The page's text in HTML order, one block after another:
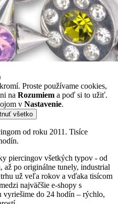
Proste používame cookies,
na Rozumiem a poď si to užiť.
v Nastavenie.
všetko
od roku 2011. Tisíce
piercingov všetkých typov - od
až po originálne tunely, industrial
už veľa rokov a vďaka tisícom
najväčšie e-shopy s
vyriešime do 24 hodín – rýchlo,